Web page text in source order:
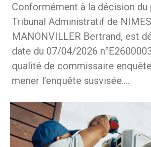
Conformément à la décision du
Tribunal Administratif de
MANONVILLER Bertrand, est
date du 07/04/2026
qualité de commissaire
mener l’enquête susvisée.…